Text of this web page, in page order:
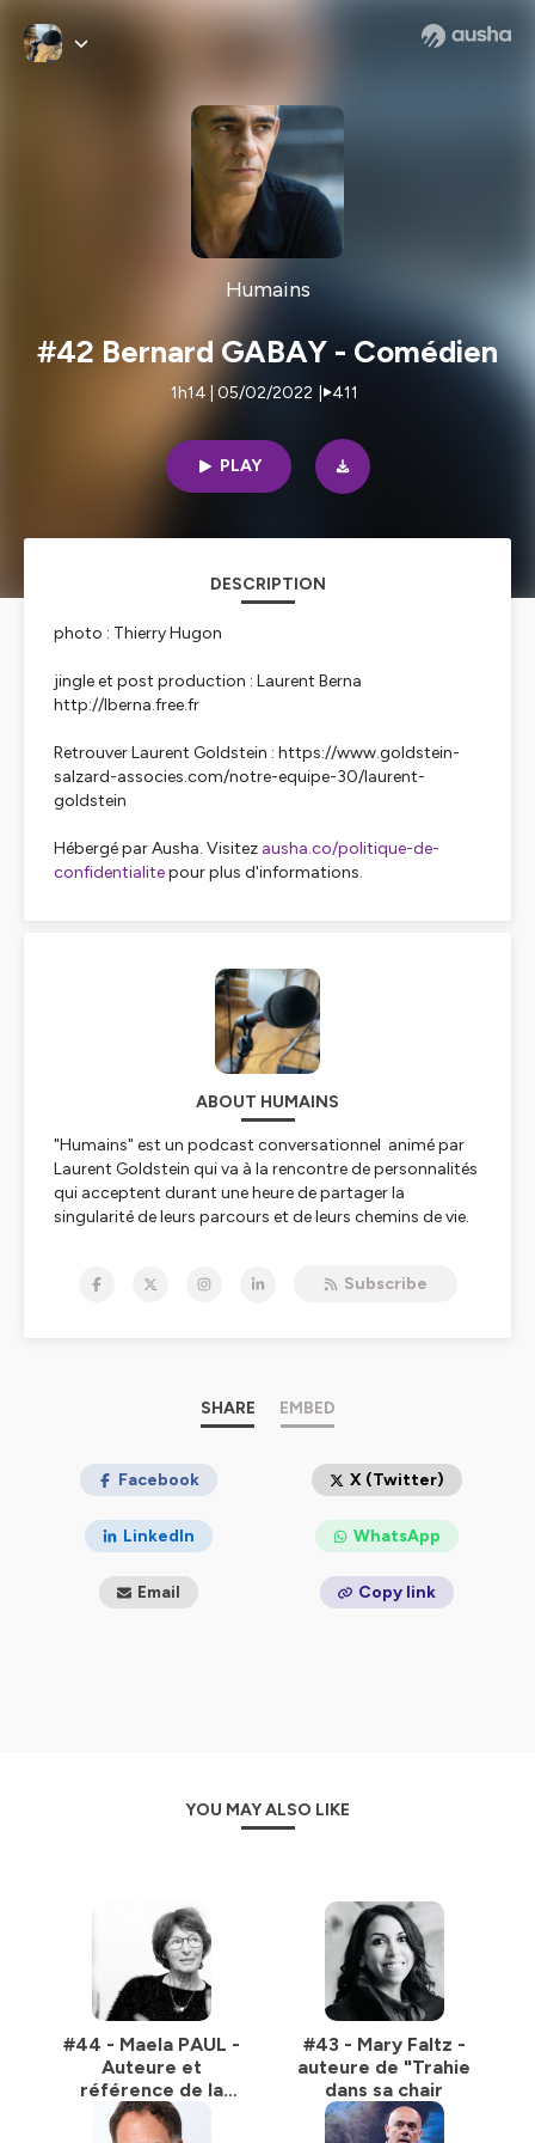
Humains
#42 Bernard GABAY - Comédien
1h14 | 05/02/2022 411
PLAY
DESCRIPTION
photo : Thierry Hugon
jingle et post production : Laurent Berna
http://lberna.free.fr
Retrouver Laurent Goldstein : https://www.goldstein-
salzard-associes.com/notre-equipe-30/laurent-
goldstein
Hébergé par Ausha. Visitez ausha.co/politique-de-
confidentialitepour plus d'informations.
ABOUT HUMAINS
"Humains" est un podcast conversationnel animé par
Laurent Goldstein qui va à la rencontre de personnalités
qui acceptent durant une heure de partager la
singularité de leurs parcours et de leurs chemins de vie.
confidentialite
pour plus d'informations.Subscribe
SHARE EMBED
Facebook X (Twitter)
LinkedIn WhatsApp
Email Copy link
YOU MAY ALSO LIKE
#44 - Maela PAUL -
Auteure et
référence de la
démarche
d'accompagnement
#43 - Mary Faltz -
auteure de "Trahie
dans sa chair